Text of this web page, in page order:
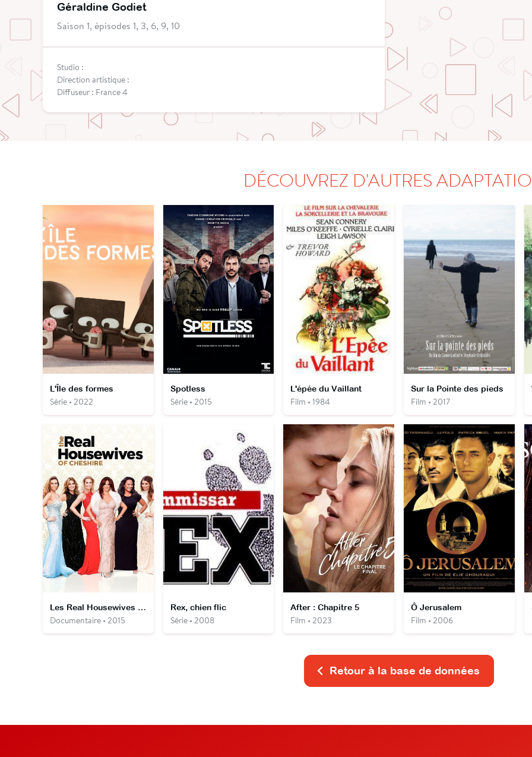
Géraldine Godiet
Saison 1, épisodes 1, 3, 6, 9, 10
Studio :
Direction artistique :
Diffuseur : France 4
DÉCOUVREZ D'AUTRES
L'Île des formes
Série • 2022
Spotless
Série • 2015
L'épée du Vaillant
Film • 1984
Sur la Pointe des pieds
Film • 2017
Les Real Housewives de Cheshire
Documentaire • 2015
Rex, chien flic
Série • 2008
After : Chapitre 5
Film • 2023
Ô Jerusalem
Film • 2006
Retour à la base de données